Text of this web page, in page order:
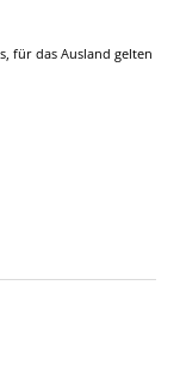
für das Ausland gelten